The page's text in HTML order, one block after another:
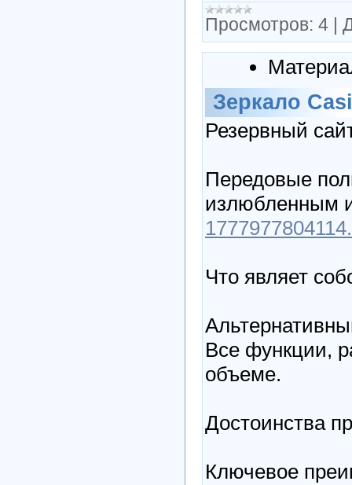
Просмотров: 4 |
Зеркало
Резервный
Передовые
излюбленным
Что являет
Все функции,
объеме.
Достоинства
Ключевое